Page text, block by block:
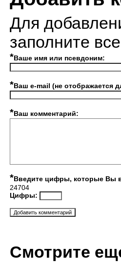
Для
заполните
*Ваше имя или псевдоним:
*Ваш e-mail (не отображается
*Ваш комментарий:
*Введите цифры, которые Вы
24704
Цифры:
Смотрите